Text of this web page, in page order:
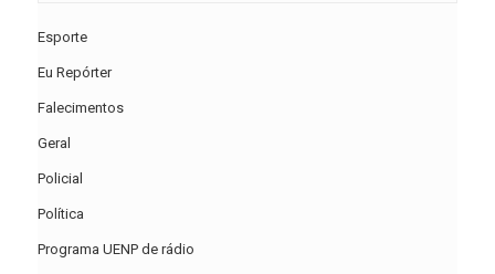
Esporte
Eu Repórter
Falecimentos
Geral
Policial
Política
Programa UENP de rádio